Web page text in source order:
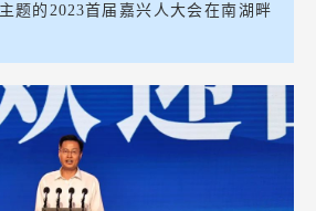
题的2023首届嘉兴人大会在南湖畔